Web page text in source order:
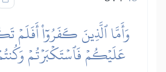
وَأَمَّا ٱلَّذِينَ كَفَرُوٓاْ أَفَلَمۡ
عَلَيۡكُمۡ فَٱسۡتَكۡبَرۡتُمۡ